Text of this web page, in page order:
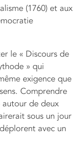
(1760) et aux
le « Discours de
» qui
exigence que
Comprendre
autour de deux
sous un jour
avec un